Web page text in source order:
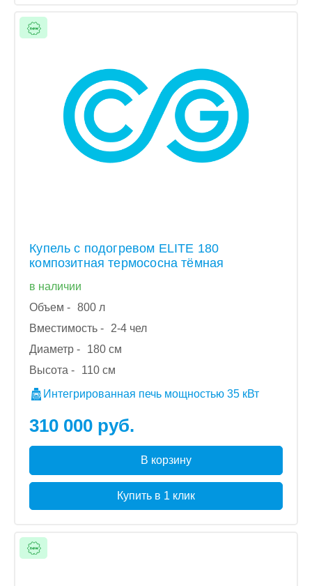
Купель с подогревом ELITE 180
композитная термососна тёмная
в наличии
Объем - 800 л
Вместимость -
2-4 чел
Диаметр -
180 см
Высота -
110 см
Интегрированная печь мощностью 35 кВт
310 000 руб.
В корзину
Купить в 1 клик